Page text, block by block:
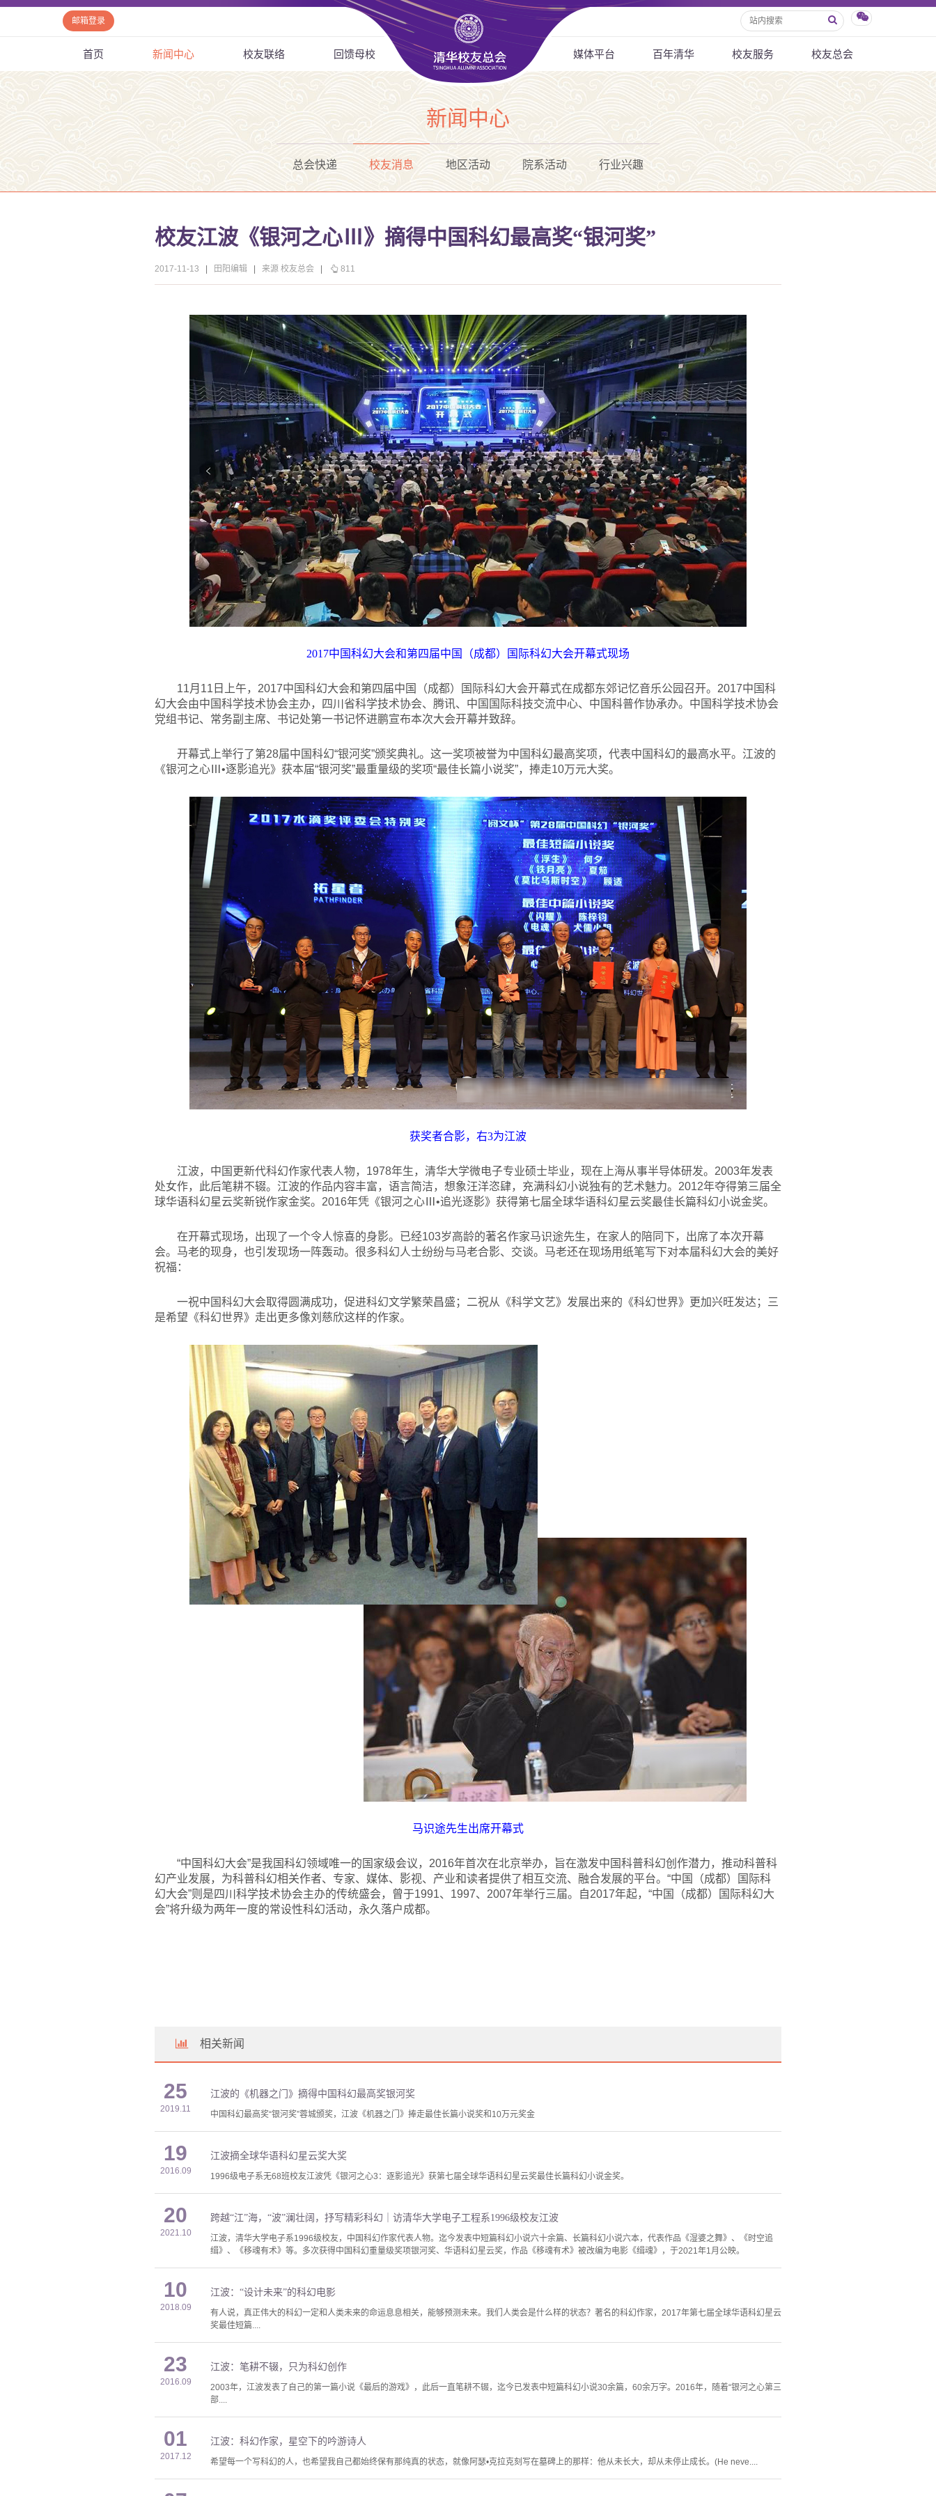
邮箱登录
首页 新闻中心 校友联络 回馈母校 媒体平台 百年清华 校友服务 校友总会
新闻中心
总会快递 校友消息 地区活动 院系活动 行业兴趣
校友江波《银河之心Ⅲ》摘得中国科幻最高奖“银河奖”
2017-11-13 田阳编辑 来源 校友总会 811
2017中国科幻大会和第四届中国（成都）国际科幻大会开幕式现场
11月11日上午，2017中国科幻大会和第四届中国（成都）国际科幻大会开幕式在成都东郊记忆音乐公园召开。2017中国科
幻大会由中国科学技术协会主办，四川省科学技术协会、腾讯、中国国际科技交流中心、中国科普作协承办。中国科学技术协会
党组书记、常务副主席、书记处第一书记怀进鹏宣布本次大会开幕并致辞。
开幕式上举行了第28届中国科幻“银河奖”颁奖典礼。这一奖项被誉为中国科幻最高奖项，代表中国科幻的最高水平。江波的
《银河之心Ⅲ•逐影追光》获本届“银河奖”最重量级的奖项“最佳长篇小说奖”，捧走10万元大奖。
获奖者合影，右3为江波
江波，中国更新代科幻作家代表人物，1978年生，清华大学微电子专业硕士毕业，现在上海从事半导体研发。2003年发表
处女作，此后笔耕不辍。江波的作品内容丰富，语言简洁，想象汪洋恣肆，充满科幻小说独有的艺术魅力。2012年夺得第三届全
球华语科幻星云奖新锐作家金奖。2016年凭《银河之心Ⅲ•追光逐影》获得第七届全球华语科幻星云奖最佳长篇科幻小说金奖。
在开幕式现场，出现了一个令人惊喜的身影。已经103岁高龄的著名作家马识途先生，在家人的陪同下，出席了本次开幕
会。马老的现身，也引发现场一阵轰动。很多科幻人士纷纷与马老合影、交谈。马老还在现场用纸笔写下对本届科幻大会的美好
祝福：
一祝中国科幻大会取得圆满成功，促进科幻文学繁荣昌盛；二祝从《科学文艺》发展出来的《科幻世界》更加兴旺发达；三
是希望《科幻世界》走出更多像刘慈欣这样的作家。
马识途先生出席开幕式
“中国科幻大会”是我国科幻领域唯一的国家级会议，2016年首次在北京举办，旨在激发中国科普科幻创作潜力，推动科普科
幻产业发展，为科普科幻相关作者、专家、媒体、影视、产业和读者提供了相互交流、融合发展的平台。“中国（成都）国际科
幻大会”则是四川科学技术协会主办的传统盛会，曾于1991、1997、2007年举行三届。自2017年起，“中国（成都）国际科幻大
会”将升级为两年一度的常设性科幻活动，永久落户成都。
相关新闻
25
2019.11
江波的《机器之门》摘得中国科幻最高奖银河奖
中国科幻最高奖“银河奖”蓉城颁奖，江波《机器之门》捧走最佳长篇小说奖和10万元奖金
19
2016.09
江波摘全球华语科幻星云奖大奖
1996级电子系无68班校友江波凭《银河之心3：逐影追光》获第七届全球华语科幻星云奖最佳长篇科幻小说金奖。
20
2021.10
跨越“江”海，“波”澜壮阔，抒写精彩科幻｜访清华大学电子工程系1996级校友江波
江波，清华大学电子系1996级校友，中国科幻作家代表人物。迄今发表中短篇科幻小说六十余篇、长篇科幻小说六本，代表作品《湿婆之舞》、《时空追
缉》、《移魂有术》等。多次获得中国科幻重量级奖项银河奖、华语科幻星云奖，作品《移魂有术》被改编为电影《缉魂》，于2021年1月公映。
10
2018.09
江波：“设计未来”的科幻电影
有人说，真正伟大的科幻一定和人类未来的命运息息相关，能够预测未来。我们人类会是什么样的状态？著名的科幻作家，2017年第七届全球华语科幻星云
奖最佳短篇....
23
2016.09
江波：笔耕不辍，只为科幻创作
2003年，江波发表了自己的第一篇小说《最后的游戏》，此后一直笔耕不辍，迄今已发表中短篇科幻小说30余篇，60余万字。2016年，随着“银河之心第三
部....
01
2017.12
江波：科幻作家，星空下的吟游诗人
希望每一个写科幻的人，也希望我自己都始终保有那纯真的状态，就像阿瑟•克拉克刻写在墓碑上的那样：他从未长大，却从未停止成长。(He neve....